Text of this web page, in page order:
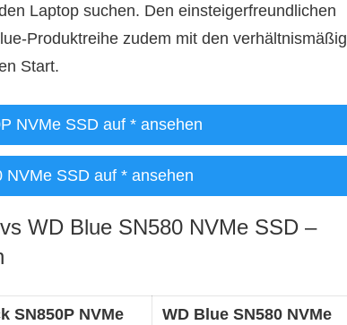
Laptop suchen. Den einsteigerfreundlichen
Produktreihe zudem mit den verhältnismäßig
Start.
NVMe SSD auf * ansehen
NVMe SSD auf * ansehen
WD Blue SN580 NVMe SSD –
SN850P NVMe
WD Blue SN580 NVMe